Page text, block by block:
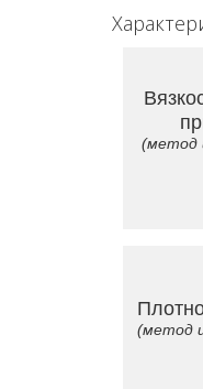
(метод
(метод